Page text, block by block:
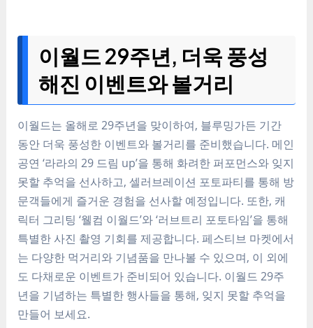
이월드 29주년, 더욱 풍성
해진 이벤트와 볼거리
이월드는 올해로 29주년을 맞이하여, 블루밍가든 기간
동안 더욱 풍성한 이벤트와 볼거리를 준비했습니다. 메인
공연 ‘라라의 29 드림 up’을 통해 화려한 퍼포먼스와 잊지
못할 추억을 선사하고, 셀러브레이션 포토파티를 통해 방
문객들에게 즐거운 경험을 선사할 예정입니다. 또한, 캐
릭터 그리팅 ‘웰컴 이월드’와 ‘러브트리 포토타임’을 통해
특별한 사진 촬영 기회를 제공합니다. 페스티브 마켓에서
는 다양한 먹거리와 기념품을 만나볼 수 있으며, 이 외에
도 다채로운 이벤트가 준비되어 있습니다. 이월드 29주
년을 기념하는 특별한 행사들을 통해, 잊지 못할 추억을
만들어 보세요.